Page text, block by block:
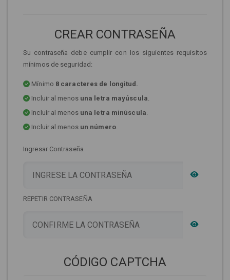
CREAR CONTRASEÑA
Su contraseña debe cumplir con los siguientes requisitos
mínimos de seguridad:
Mínimo 8 caracteres de longitud.
Incluir al menos una letra mayúscula.
Incluir al menos una letra minúscula.
Incluir al menos un número.
Ingresar Contraseña
REPETIR CONTRASEÑA
CÓDIGO CAPTCHA